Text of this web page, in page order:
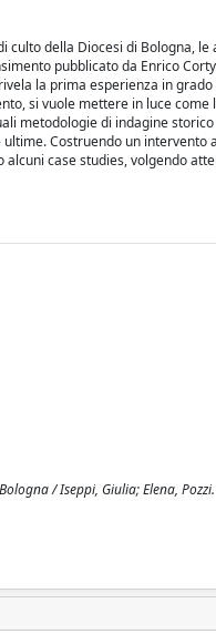
della Diocesi di Bologna,
pubblicato da Enrico
la prima esperienza in
si vuole mettere in luce come
metodologie di indagine
Costruendo un
case studies, volgendo
/ Iseppi, Giulia; Elena,